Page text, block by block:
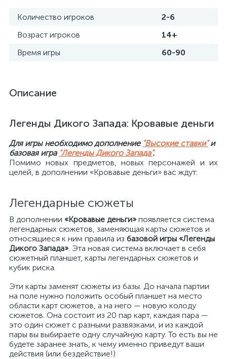
Количество игроков
2-6
Возраст игроков
14+
Время игры
60-90
Описание
Легенды Дикого Запада: Кровавые деньги
Для игры необходимо дополнение "Высокие ставки"и
базовая игра "Легенды Дикого Запада".
Помимо новых предметов, новых персонажей и их
целей, в дополнении «Кровавые деньги» вас ждут:
Легендарные сюжеты
В дополнении «Кровавые деньги»появляется система
легендарных сюжетов, заменяющая карты сюжетов и
относящиеся к ним правила из базовой игры «Легенды
Дикого Запада». Эта новая система включает в себя
сюжетный планшет, карты легендарных сюжетов и
кубик риска.
Эти карты заменят сюжеты из базы. До начала партии
на поле нужно положить особый планшет на место
области карт сюжетов, а на него — новую колоду
сюжетов. Она состоит из 20 пар карт, каждая пара —
это один сюжет с разными развязками, и из каждой
пары вы выбираете одну случайную карту. То есть вы не
будете заранее знать, к чему именно приведут ваши
действия (или бездействие!)